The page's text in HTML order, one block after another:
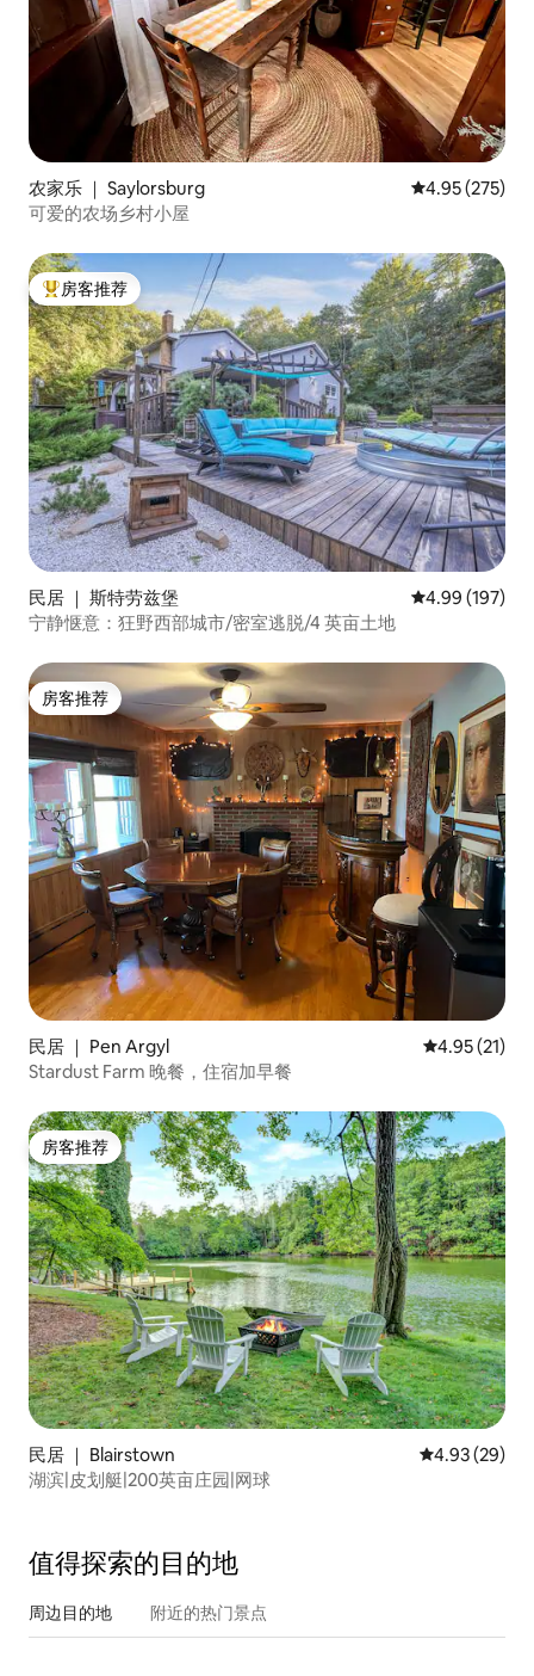
农家乐 ｜ Saylorsburg 平均评分 4.95
4.95 (275)
可爱的农场乡村小屋
热门「房客推荐」
房客推荐
民居 ｜ 斯特劳兹堡 平均评分 4.99
4.99 (197)
宁静惬意：狂野西部城市/密室逃脱/4 英亩土地
房客推荐
房客推荐
民居 ｜ Pen Argyl 平均评分
4.95 (21)
Stardust Farm 晚餐，住宿加早餐
房客推荐
房客推荐
民居 ｜ Blairstown 平均评分
4.93 (29)
湖滨|皮划艇|200英亩庄园|网球
值得探索的目的地
周边目的地 附近的热门景点